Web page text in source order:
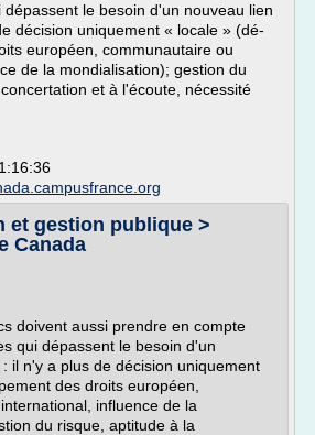
le besoin d'un nouveau lien
décision uniquement « locale » (dé­
européen, communautaire ou
de la mondialisation); gestion du
et à l'écoute, nécessité
et gestion publique >
Canada
doivent aussi prendre en compte
qui dépassent le besoin d'un
il n'y a plus de décision uniquement
des droits européen,
in­fluence de la
du risque, aptitude à la